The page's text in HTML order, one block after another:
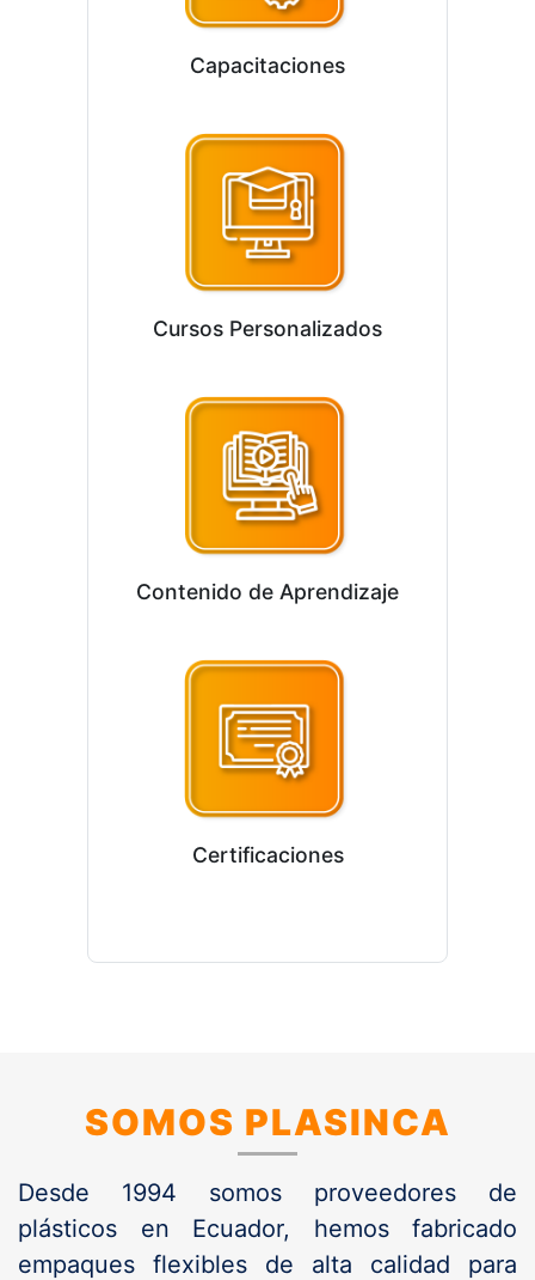
Capacitaciones
Cursos Personalizados
Contenido de Aprendizaje
Certificaciones
SOMOS PLASINCA
Desde 1994 somos proveedores de
plásticos en Ecuador, hemos fabricado
empaques flexibles de alta calidad para